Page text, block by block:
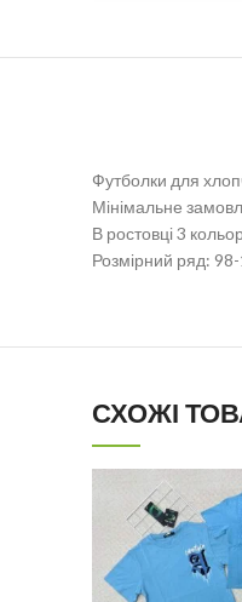
Футболки для
Мінімальне
В ростовці 3
Розмірний ряд:
СХОЖІ